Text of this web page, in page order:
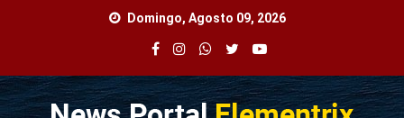
Domingo, Agosto 09, 2026